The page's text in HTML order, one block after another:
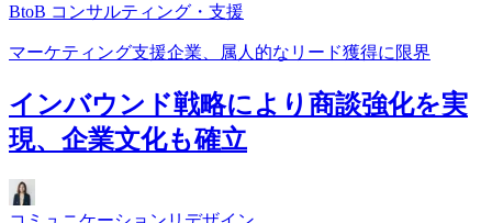
BtoB コンサルティング・支援
マーケティング支援企業、属人的なリード獲得に限界
インバウンド戦略により商談強化を実
現、企業文化も確立